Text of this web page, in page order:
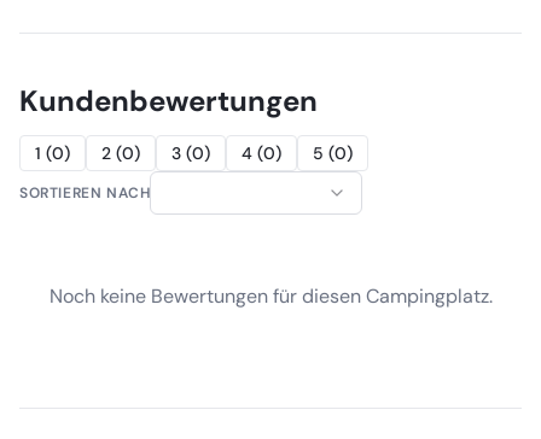
Kundenbewertungen
1 (0) 2 (0) 3 (0) 4 (0) 5 (0)
SORTIEREN NACH
Noch keine Bewertungen für diesen Campingplatz.